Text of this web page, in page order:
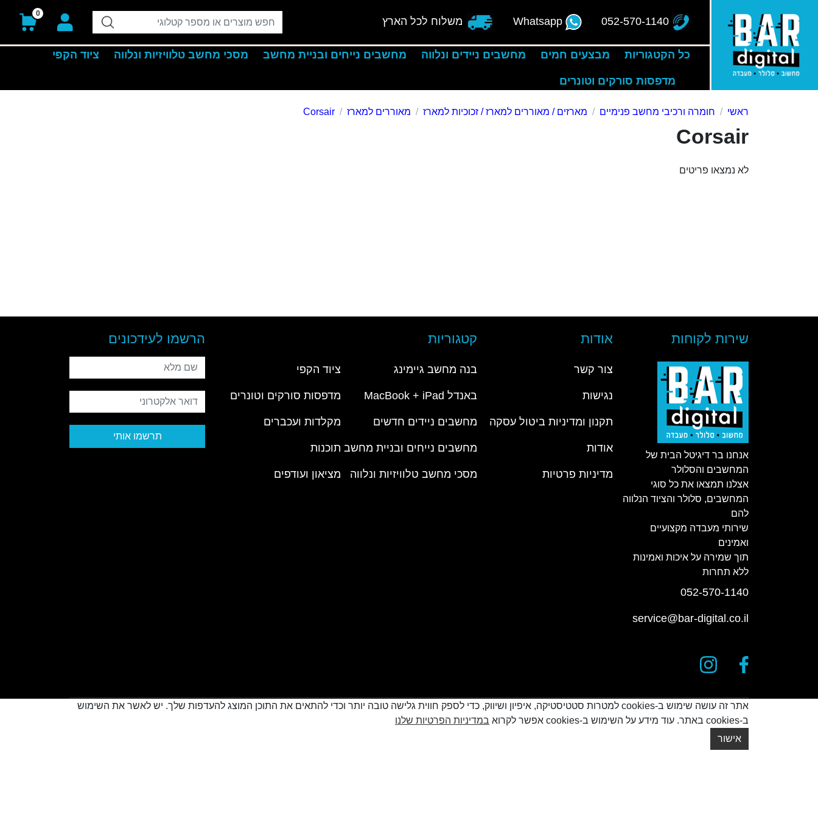
052-570-1140
Whatsapp משלוח לכל הארץ
0
כל הקטגוריות מבצעים חמים מחשבים ניידים ונלווה מחשבים נייחים ובניית מחשב מסכי מחשב טלוויזיות ונלווה ציוד הקפי
מדפסות סורקים וטונרים
ראשי חומרה ורכיבי מחשב פנימיים מארזים / מאוררים למארז / זכוכיות למארז מאוררים למארז Corsair
Corsair
לא נמצאו פריטים
שירות לקוחות
אנחנו בר דיגיטל הבית של
המחשבים והסלולר
אצלנו תמצאו את כל סוגי
המחשבים, סלולר והציוד הנלווה
להם
שירותי מעבדה מקצועיים
ואמינים
תוך שמירה על איכות ואמינות
ללא תחרות
052-570-1140
service@bar-digital.co.il
אודות
צור קשר
נגישות
תקנון ומדיניות ביטול עסקה
אודות
מדיניות פרטיות
קטגוריות
בנה מחשב גיימינג
באנדל MacBook + iPad
מחשבים ניידים חדשים
מחשבים נייחים ובניית מחשב
מסכי מחשב טלוויזיות ונלווה
ציוד הקפי
מדפסות סורקים וטונרים
מקלדות ועכברים
תוכנות
מציאון ועודפים
הרשמו לעידכונים
שם מלא
דואר אלקטרוני
תרשמו אותי
© כל הזכויות שמורות2026
אתר זה עושה שימוש ב-cookies למטרות סטטיסטיקה, איפיון ושיווק, כדי לספק חווית גלישה טובה יותר וכדי להתאים את התוכן המוצג להעדפות שלך. יש לאשר את השימוש
ב-cookies באתר. עוד מידע על השימוש ב-cookies אפשר לקרוא
במדיניות הפרטיות שלנו
אישור